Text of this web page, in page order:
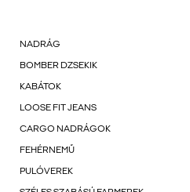
NADRÁG
BOMBER DZSEKIK
KABÁTOK
LOOSE FIT JEANS
CARGO NADRÁGOK
FEHÉRNEMŰ
PULÓVEREK